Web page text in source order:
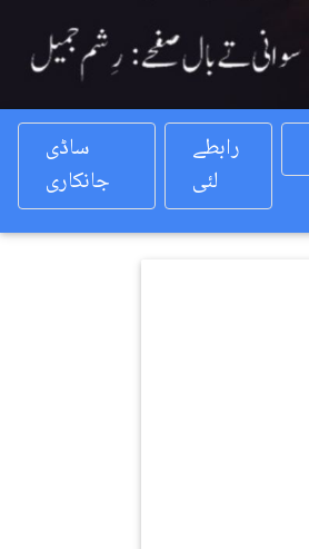
ساڈی
جانکاری
رابطے
لئی